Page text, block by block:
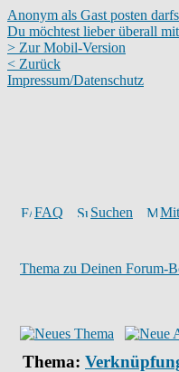
Anonym als Gast posten
Du möchtest lieber überall
> Zur Mobil-Version
< Zurück
Impressum/Datenschutz
FAQ Suchen
Thema zu Deinen Forum-
Thema: